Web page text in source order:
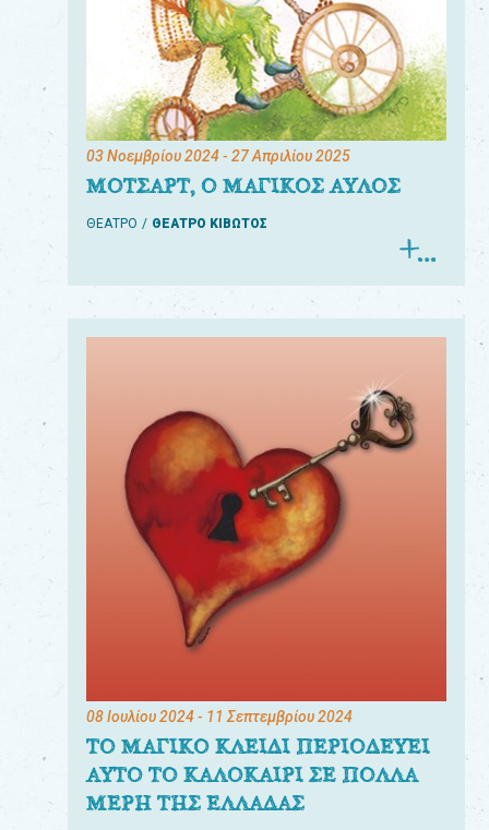
03 Νοεμβρίου 2024- 27 Απριλίου 2025
ΜΟΤΣΑΡΤ, Ο ΜΑΓΙΚΟΣ ΑΥΛΟΣ
ΘΕΑΤΡΟ ΘΕΑΤΡΟ ΚΙΒΩΤΟΣ
08 Ιουλίου 2024- 11 Σεπτεμβρίου 2024
ΤΟ ΜΑΓΙΚΟ ΚΛΕΙΔΙ ΠΕΡΙΟΔΕΥΕΙ
ΑΥΤΟ ΤΟ ΚΑΛΟΚΑΙΡΙ ΣΕ ΠΟΛΛΑ
ΜΕΡΗ ΤΗΣ ΕΛΛΑΔΑΣ